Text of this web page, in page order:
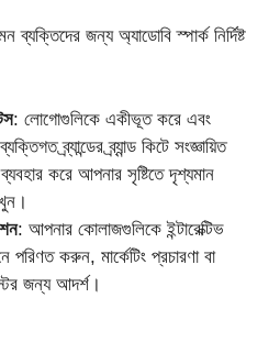
ব্যক্তিদের জন্য অ্যাডোবি স্পার্ক নির্দিষ্ট
: লোগোগুলিকে একীভূত করে এবং
ব্র্যান্ডের ব্র্যান্ড কিটে সংজ্ঞায়িত
করে আপনার সৃষ্টিতে দৃশ্যমান
: আপনার কোলাজগুলিকে ইন্টারেক্টিভ
পরিণত করুন, মার্কেটিং প্রচারণা বা
জন্য আদর্শ।